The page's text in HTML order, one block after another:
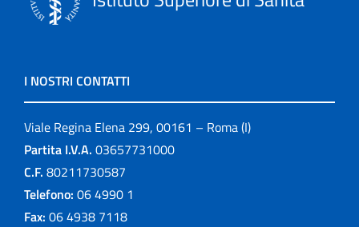
I NOSTRI CONTATTI
Viale Regina Elena 299, 00161 – Roma (I)
Partita I.V.A. 03657731000
C.F. 80211730587
Telefono: 06 4990 1
Fax: 06 4938 7118